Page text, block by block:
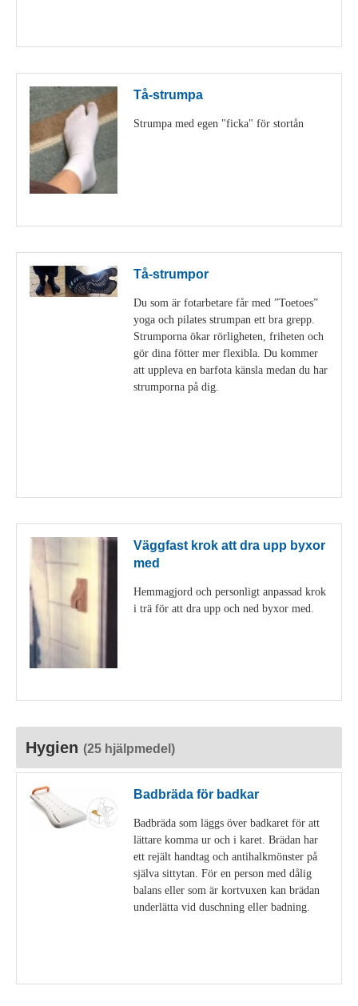
Tå-strumpa
Strumpa med egen "ficka" för stortån
Tå-strumpor
Du som är fotarbetare får med ”Toetoes”
yoga och pilates strumpan ett bra grepp.
Strumporna ökar rörligheten, friheten och
gör dina fötter mer flexibla. Du kommer
att uppleva en barfota känsla medan du har
strumporna på dig.
Väggfast krok att dra upp byxor
med
Hemmagjord och personligt anpassad krok
i trä för att dra upp och ned byxor med.
Hygien (25 hjälpmedel)
Badbräda för badkar
Badbräda som läggs över badkaret för att
lättare komma ur och i karet. Brädan har
ett rejält handtag och antihalkmönster på
själva sittytan. För en person med dålig
balans eller som är kortvuxen kan brädan
underlätta vid duschning eller badning.